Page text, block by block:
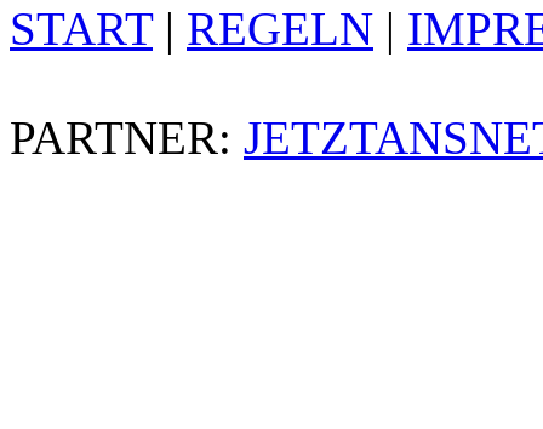
START| REGELN |
PARTNER: